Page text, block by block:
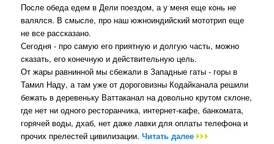
После обеда едем в Дели поездом, а у меня еще конь не
валялся. В смысле, про наш южноиндийский мототрип еще
не все рассказано.
Сегодня - про самую его приятную и долгую часть, можно
сказать, его конечную и действительную цель.
От жары равнинной мы сбежали в Западные гаты - горы в
Тамил Наду, а там уже от дороговизны Кодайканала решили
бежать в деревеньку Ваттаканал на довольно крутом склоне,
где нет ни одного ресторанчика, интернет-кафе, банкомата,
горячей воды, дхаб, нет даже лавки для оплаты телефона и
прочих прелестей цивилизации.Читать далее